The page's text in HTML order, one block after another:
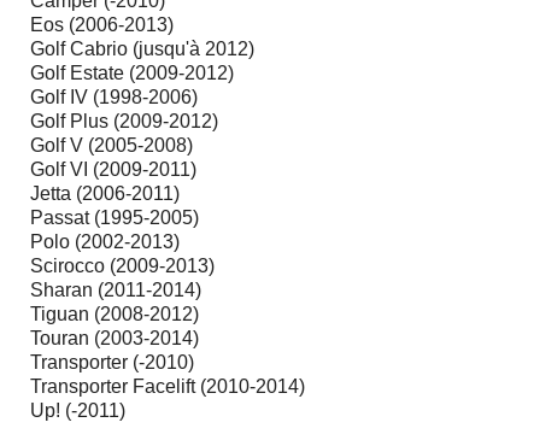
Eos (2006-2013)
Golf Cabrio (jusqu'à 2012)
Golf Estate (2009-2012)
Golf IV (1998-2006)
Golf Plus (2009-2012)
Golf V (2005-2008)
Golf VI (2009-2011)
Jetta (2006-2011)
Passat (1995-2005)
Polo (2002-2013)
Scirocco (2009-2013)
Sharan (2011-2014)
Tiguan (2008-2012)
Touran (2003-2014)
Transporter (-2010)
Transporter Facelift (2010-2014)
Up! (-2011)